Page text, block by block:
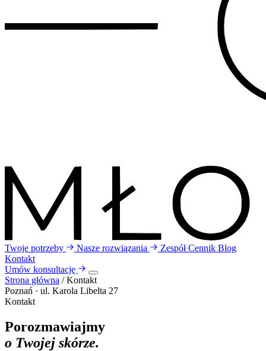
Twoje potrzeby Nasze rozwiązania ZespółCennik Blog
Kontakt
Umów konsultację
Strona główna / Kontakt
Poznań · ul. Karola Libelta 27
Kontakt
Porozmawiajmy
o Twojej skórze.